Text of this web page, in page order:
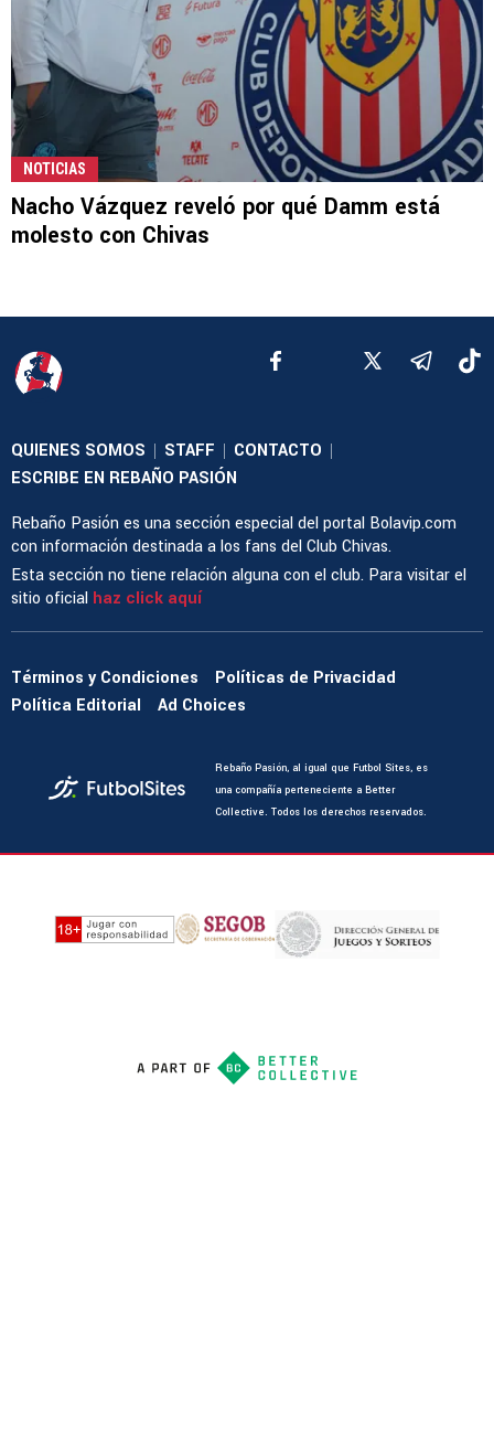
NOTICIAS
Nacho Vázquez reveló por qué Damm está
molesto con Chivas
QUIENES SOMOS | STAFF | CONTACTO |
ESCRIBE EN REBAÑO PASIÓN
Rebaño Pasión es una sección especial del portal Bolavip.com
con información destinada a los fans del Club Chivas.
Esta sección no tiene relación alguna con el club. Para visitar el
sitio oficial haz click aquí
Términos y Condiciones
Políticas de Privacidad
Política Editorial
Ad Choices
Rebaño Pasión, al igual que Futbol Sites, es
una compañía perteneciente a Better
Collective. Todos los derechos reservados.